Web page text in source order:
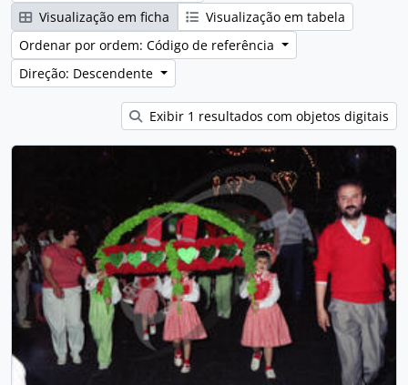
Visualização em ficha
Visualização em tabela
Ordenar por ordem: Código de referência
Direção: Descendente
Exibir 1 resultados com objetos digitais